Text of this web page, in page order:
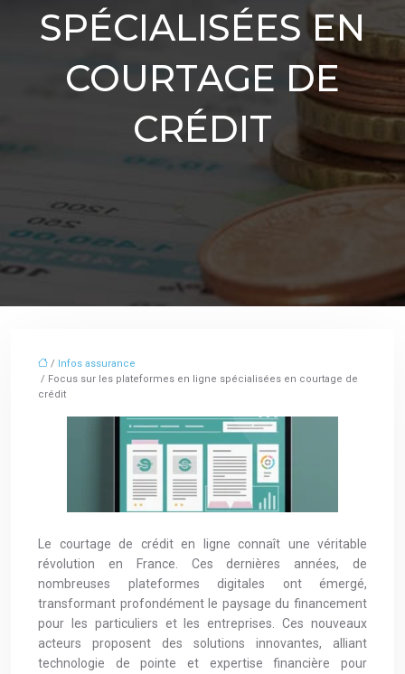
SPÉCIALISÉES EN
COURTAGE DE
CRÉDIT
/ Infos assurance
/ Focus sur les plateformes en ligne spécialisées en courtage de
crédit
Le courtage de crédit en ligne connaît une véritable
révolution en France. Ces dernières années, de
nombreuses plateformes digitales ont émergé,
transformant profondément le paysage du financement
pour les particuliers et les entreprises. Ces nouveaux
acteurs proposent des solutions innovantes, alliant
technologie de pointe et expertise financière pour